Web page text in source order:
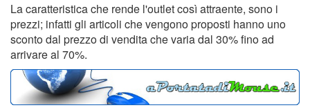
La caratteristica che rende l'outlet così attraente, sono i
prezzi; infatti gli articoli che vengono proposti hanno uno
sconto dal prezzo di vendita che varia dal 30% fino ad
arrivare al 70%.